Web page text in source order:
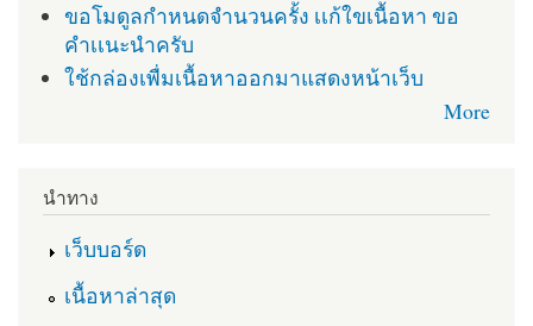
ขอโมดูลกำหนดจำนวนครั้ง เเก้ใขเนื้อหา ขอ
คำเเนะนำครับ
ใช้กล่องเพื่มเนื้อหาออกมาแสดงหน้าเว็บ
More
นำทาง
เว็บบอร์ด
เนื้อหาล่าสุด